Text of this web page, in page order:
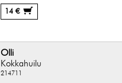
14 €
Olli
Kokkahuilu
214711